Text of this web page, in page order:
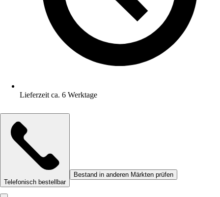
Lieferzeit ca. 6 Werktage
Telefonisch bestellbar
Bestand in anderen Märkten prüfen